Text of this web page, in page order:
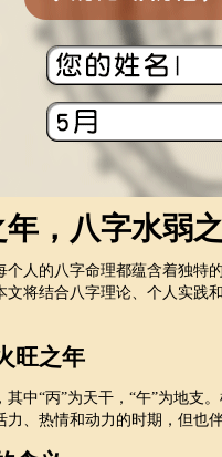
，八字水弱
个人的八字命理都蕴含着独特
文将结合八字理论、个人实践
旺之年
中“丙”为天干，“午”为地支
、热情和动力的时期，但也